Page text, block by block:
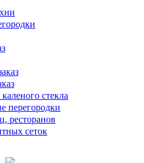
стекла
перегородки
ресторанов
сеток